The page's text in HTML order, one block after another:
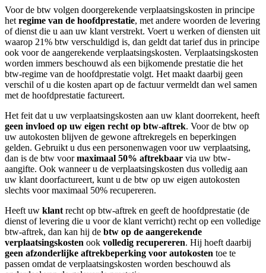
Voor de btw volgen doorgerekende verplaatsingskosten in principe
het regime van de hoofdprestatie, met andere woorden de levering
of dienst die u aan uw klant verstrekt. Voert u werken of diensten uit
waarop 21% btw verschuldigd is, dan geldt dat tarief dus in principe
ook voor de aangerekende verplaatsingskosten. Verplaatsingskosten
worden immers beschouwd als een bijkomende prestatie die het
btw-regime van de hoofdprestatie volgt. Het maakt daarbij geen
verschil of u die kosten apart op de factuur vermeldt dan wel samen
met de hoofdprestatie factureert.
Het feit dat u uw verplaatsingskosten aan uw klant doorrekent, heeft
geen invloed op uw eigen recht op btw-aftrek. Voor de btw op
uw autokosten blijven de gewone aftrekregels en beperkingen
gelden. Gebruikt u dus een personenwagen voor uw verplaatsing,
dan is de btw voormaximaal 50% aftrekbaar via uw btw-
aangifte. Ook wanneer u de verplaatsingskosten dus volledig aan
uw klant doorfactureert, kunt u de btw op uw eigen autokosten
slechts voor maximaal 50% recupereren.
Heeft uw klant recht op btw-aftrek en geeft de hoofdprestatie (de
dienst of levering die u voor de klant verricht) recht op een volledige
btw-aftrek, dan kan hij de btw op de aangerekende
verplaatsingskosten ook volledig recupereren. Hij hoeft daarbij
geen afzonderlijke aftrekbeperking voor autokosten toe te
passen omdat de verplaatsingskosten worden beschouwd als